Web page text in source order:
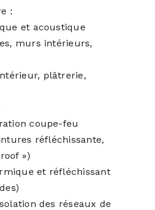
:
et acoustique
murs intérieurs,
plâtrerie,
coupe-feu
réfléchissante,
»)
et réfléchissant
des réseaux de